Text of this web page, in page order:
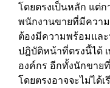
โดยตรงเป็นหลัก แต่
พนักงานขายที่มีควา
ต้องมีความพร้อมแล
ปฎิบัติหน้าที่ตรงนี้ได้
องค์กร อีกทั้งนักขาย
โดยตรงอาจจะไม่ได้